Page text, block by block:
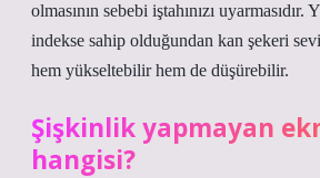
olmasının sebebi iştahınızı
indekse sahip olduğundan kan şekeri
hem yükseltebilir hem de düşürebilir.
Şişkinlik yapmayan
hangisi?